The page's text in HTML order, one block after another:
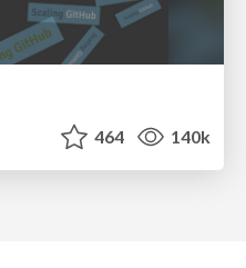
464 140k